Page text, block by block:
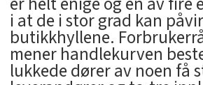
i at de i stor grad kan
butikkhyllene.
mener handlekurven
lukkede dører av noen få